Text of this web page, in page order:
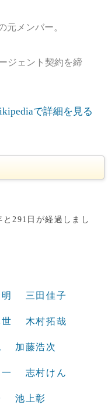
元メンバー。
ジェント契約を締
で詳細を見る
291日が経過しまし
三田佳子
木村拓哉
加藤浩次
志村けん
池上彰